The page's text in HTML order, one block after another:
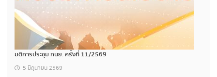
มติการประชุม กนย. ครั้งที่ 11/2569
5 มิถุนายน 2569